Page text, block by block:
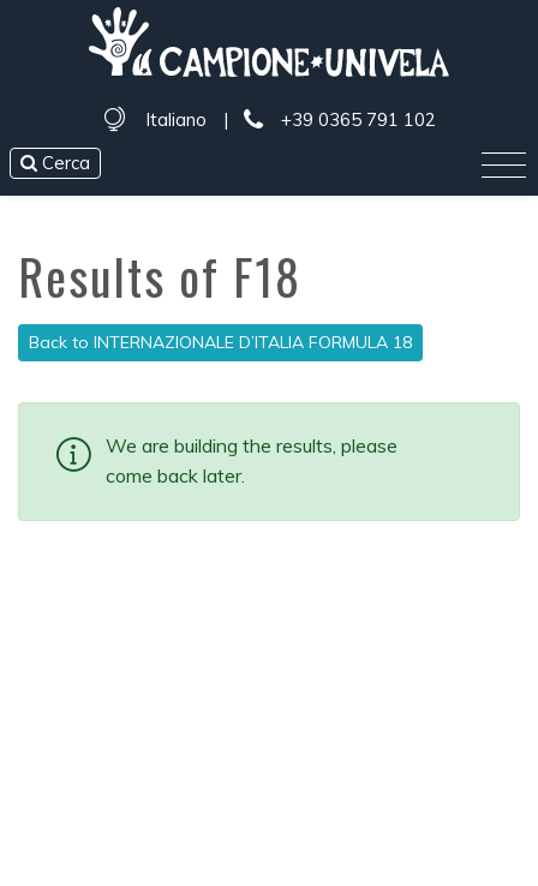
Italiano |
+39 0365 791 102
Cerca
Results of F18
Back to INTERNAZIONALE D’ITALIA FORMULA 18
We are building the results, please
come back later.